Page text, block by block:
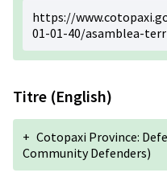
https://
01-01-40/asamblea-
Titre (English)
+ Cotopaxi Province:
Community Defenders)